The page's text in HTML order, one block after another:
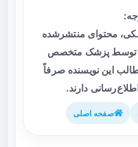
محتوای منتشرشده
توسط پزشک متخصص
این نویسنده صرفاً
دارند.
صفحه اصلی